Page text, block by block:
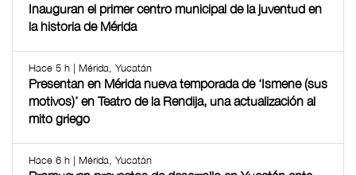
Inauguran el primer centro municipal de la juventud en
la historia de Mérida
Hace 5 h | Mérida, Yucatán
Presentan en Mérida nueva temporada de ‘Ismene (sus
motivos)’ en Teatro de la Rendija, una actualización al
mito griego
Hace 6 h | Mérida, Yucatán